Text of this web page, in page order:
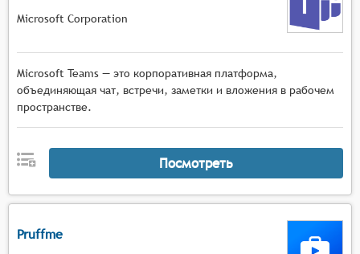
Microsoft Corporation
Microsoft Teams — это корпоративная платформа,
объединяющая чат, встречи, заметки и вложения в рабочем
пространстве.
Посмотреть
Pruffme